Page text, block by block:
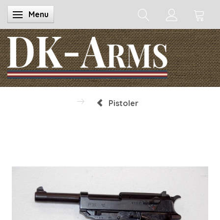
Skifte navigation
Menu
Pistoler